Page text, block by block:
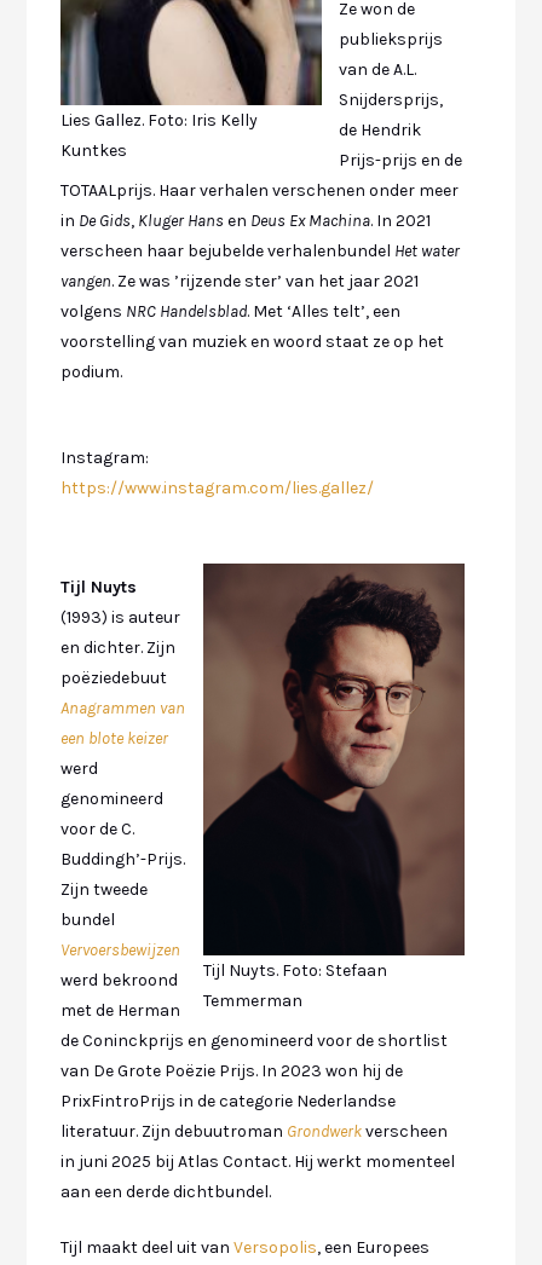
Lies Gallez. Foto: Iris Kelly
Kuntkes
Ze won de
publieksprijs
van de A.L.
Snijdersprijs,
de Hendrik
Prijs-prijs en de
TOTAALprijs. Haar verhalen verschenen onder meer
in De Gids, Kluger Hans en Deus Ex Machina. In 2021
verscheen haar bejubelde verhalenbundel Het water
vangen. Ze was ’rijzende ster’ van het jaar 2021
volgens NRC Handelsblad. Met ‘Alles telt’, een
voorstelling van muziek en woord staat ze op het
podium.
Instagram:
https://www.instagram.com/lies.gallez/
Tijl Nuyts. Foto: Stefaan
Temmerman
Tijl Nuyts
(1993) is auteur
en dichter. Zijn
poëziedebuut
Anagrammen van
een blote keizer
werd
genomineerd
voor de C.
Buddingh’-Prijs.
Zijn tweede
bundel
Vervoersbewijzen
werd bekroond
met de Herman
de Coninckprijs en genomineerd voor de shortlist
van De Grote Poëzie Prijs. In 2023 won hij de
PrixFintroPrijs in de categorie Nederlandse
literatuur. Zijn debuutroman Grondwerkverscheen
in juni 2025 bij Atlas Contact. Hij werkt momenteel
aan een derde dichtbundel.
Tijl maakt deel uit van Versopolis, een Europees